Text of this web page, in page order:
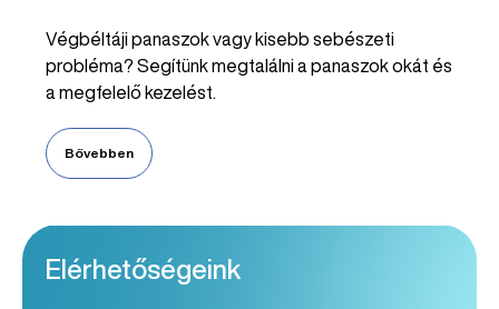
Végbéltáji panaszok vagy kisebb sebészeti
probléma? Segítünk megtalálni a panaszok okát és
a megfelelő kezelést.
Bővebben
Elérhetőségeink